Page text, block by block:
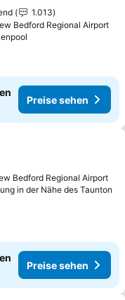
1.013
Bedford Regional Airport
Preise sehen
hinzufügen
Bedford Regional Airport
in der Nähe des Taunton
Preise sehen